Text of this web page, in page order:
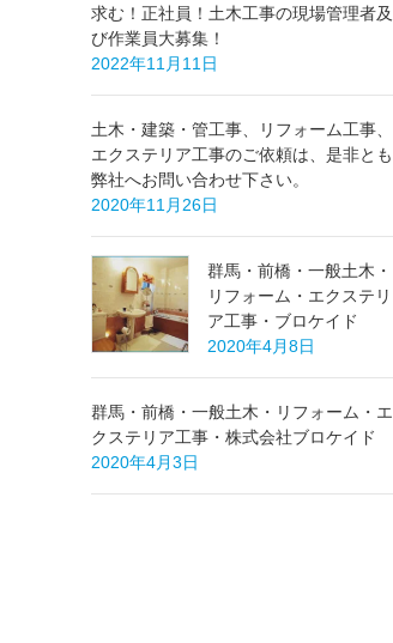
求む！正社員！土木工事の現場管理者及
び作業員大募集！
2022年11月11日
土木・建築・管工事、リフォーム工事、
エクステリア工事のご依頼は、是非とも
弊社へお問い合わせ下さい。
2020年11月26日
群馬・前橋・一般土木・
リフォーム・エクステリ
ア工事・ブロケイド
2020年4月8日
群馬・前橋・一般土木・リフォーム・エ
クステリア工事・株式会社ブロケイド
2020年4月3日